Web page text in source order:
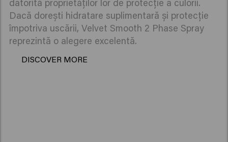
datorită proprietăților lor de protecție a culorii.
Dacă dorești hidratare suplimentară și protecție
împotriva uscării, Velvet Smooth 2 Phase Spray
reprezintă o alegere excelentă.
DISCOVER MORE